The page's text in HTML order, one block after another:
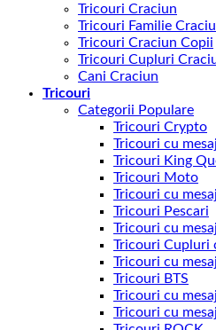
Tricouri Craciun
Tricouri Familie
Tricouri Craciun Copii
Tricouri Cupluri
Cani Craciun
Tricouri
Categorii Populare
Tricouri Crypto
Tricouri cu
Tricouri King
Tricouri Moto
Tricouri cu
Tricouri Pescari
Tricouri cu
Tricouri Cupluri
Tricouri cu
Tricouri BTS
Tricouri cu
Tricouri cu